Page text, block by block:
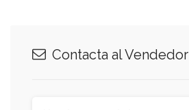
Contacta al Vendedor